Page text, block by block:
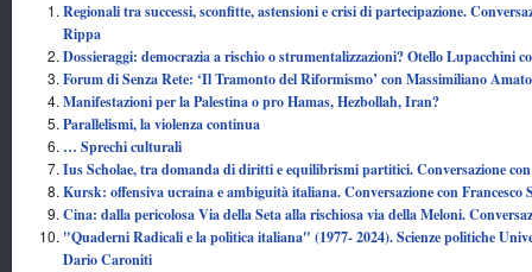
Regionali tra successi, sconfitte, astensioni e crisi di partecipazione.
Rippa
Dossieraggi: democrazia a rischio o strumentalizzazioni? Otello Lupacchini
Forum di Senza Rete: ‘Il Tramonto del Riformismo’ con Massimiliano
Manifestazioni per la Palestina o pro Hamas, Hezbollah, Iran?
Parallelismi, la violenza continua
… Sprechi culturali
Ius Scholae, tra domanda di diritti e equilibrismi partitici. Conversazione
Kursk: offensiva ucraina e ambiguità italiana. Conversazione con Francesco
Cina: dalla pericolosa Via della Seta alla rischiosa via della Meloni.
"Quaderni Radicali e la politica italiana" (1977- 2024). Scienze politiche
Dario Caroniti